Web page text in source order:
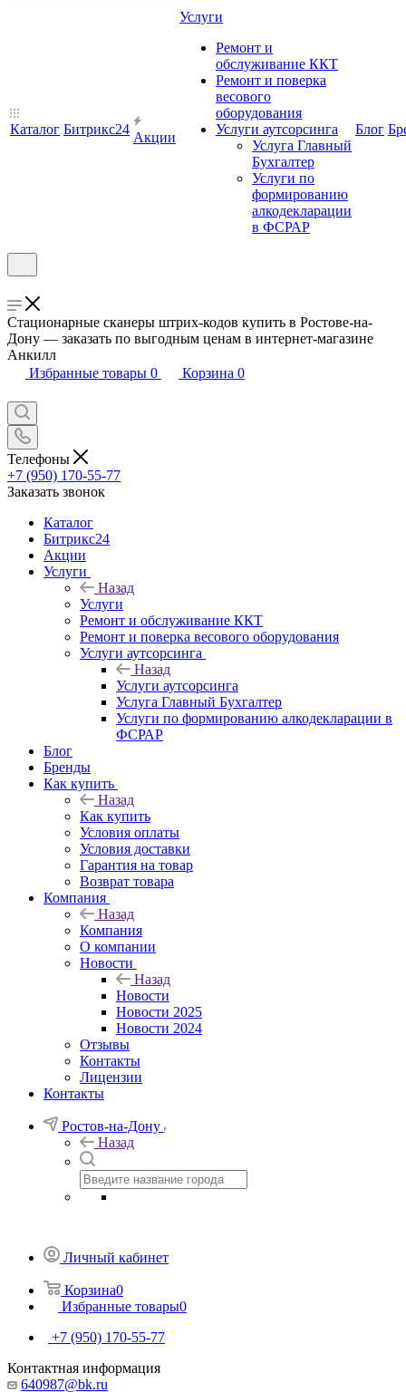
Каталог Битрикс24
Акции
Услуги
Ремонт и
обслуживание ККТ
Ремонт и поверка
весового
оборудования
Услуги аутсорсинга
Услуга Главный
Бухгалтер
Услуги по
формированию
алкодекларации
в ФСРАР
Блог
Стационарные сканеры штрих-кодов купить в Ростове-на-
Дону — заказать по выгодным ценам в интернет-магазине
Анкилл
Избранные товары 0 Корзина 0
Телефоны
+7 (950) 170-55-77
Заказать звонок
Каталог
Битрикс24
Акции
Услуги
Назад
Услуги
Ремонт и обслуживание ККТ
Ремонт и поверка весового оборудования
Услуги аутсорсинга
Назад
Услуги аутсорсинга
Услуга Главный Бухгалтер
Услуги по формированию алкодекларации в
ФСРАР
Блог
Бренды
Как купить
Назад
Как купить
Условия оплаты
Условия доставки
Гарантия на товар
Возврат товара
Компания
Назад
Компания
О компании
Новости
Назад
Новости
Новости 2025
Новости 2024
Отзывы
Контакты
Лицензии
Контакты
Ростов-на-Дону
Назад
Личный кабинет
Корзина0
Избранные товары0
+7 (950) 170-55-77
Контактная информация
640987@bk.ru